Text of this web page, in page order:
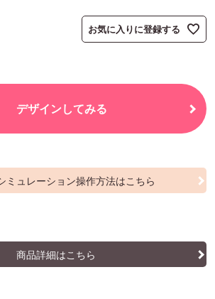
お気に入りに登録する
デザインしてみる
ミュレーション操作方法はこちら
商品詳細はこちら